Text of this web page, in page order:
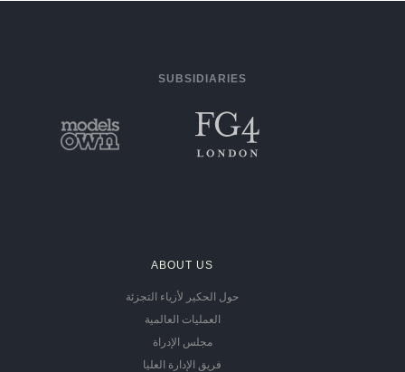
SUBSIDIARIES
ABOUT US
حول الحكير لأزياء التجزئة
العمليات العالمية
مجلس الإدراة
فريق الإدارة العليا